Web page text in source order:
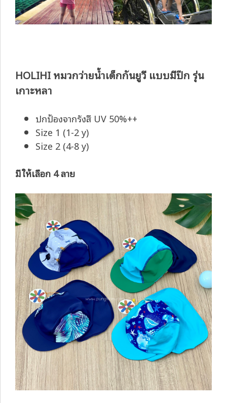
HOLIHI หมวกว่ายน้ำเด็กกันยูวี แบบมีปีก รุ่น
เกาะหลา
ปกป้องจากรังสี UV 50%++
Size 1 (1-2 y)
Size 2 (4-8 y)
มีให้เลือก 4 ลาย